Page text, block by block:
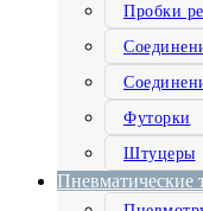
Пробки
Футорки
Штуцеры
Пневматические